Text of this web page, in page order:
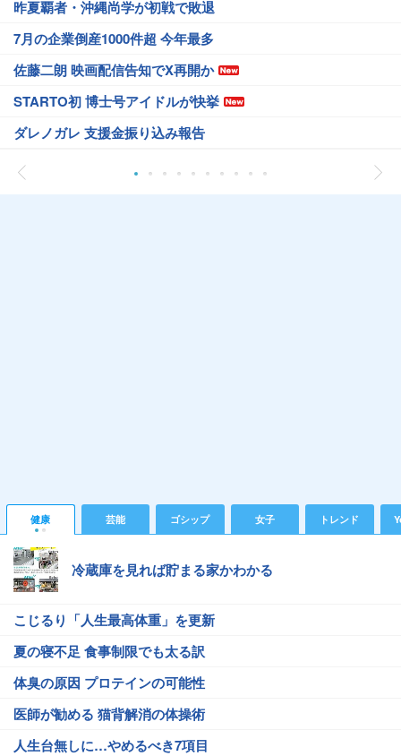
昨夏覇者・沖縄尚学が初戦で敗退
7月の企業倒産1000件超 今年最多
佐藤二朗 映画配信告知でX再開か
STARTO初 博士号アイドルが快挙
ダレノガレ 支援金振り込み報告
健康 芸能 ゴシップ 女子 トレンド
冷蔵庫を見れば貯まる家かわかる
こじるり「人生最高体重」を更新
夏の寝不足 食事制限でも太る訳
体臭の原因 プロテインの可能性
医師が勧める 猫背解消の体操術
人生台無しに…やめるべき7項目